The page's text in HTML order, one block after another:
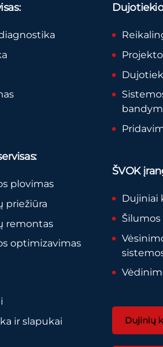
plovimas
priežiūra
remontas
optimizavimas
ir slapukai
ŠVOK
Dujiniai
Šilumos
Dujinių